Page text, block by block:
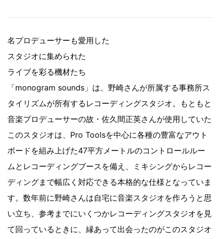
名プロデューサーも愛用した
スタジオに集められた
ライブを彩る機材たち
「monogram sounds」は、野崎さんが所属する事務所ス
タイリズムが所有するレコーディングスタジオ。もともと
音楽プロデューサーの故・佐久間正英さんが使用していた
このスタジオは、Pro Toolsを中心に各種の豊富なアウト
ボードを組み上げた47平方メートルのコントロールルー
ムとレコーディングブースを備え、ミキシングからレコー
ディングまで幅広く対応できる本格的な仕様となっていま
す。数年前に野崎さんは自宅に音楽スタジオを作ろうと思
い立ち、参考までにいくつかレコーディングスタジオを見
て回っているときに、縁あって出会ったのがこのスタジオ